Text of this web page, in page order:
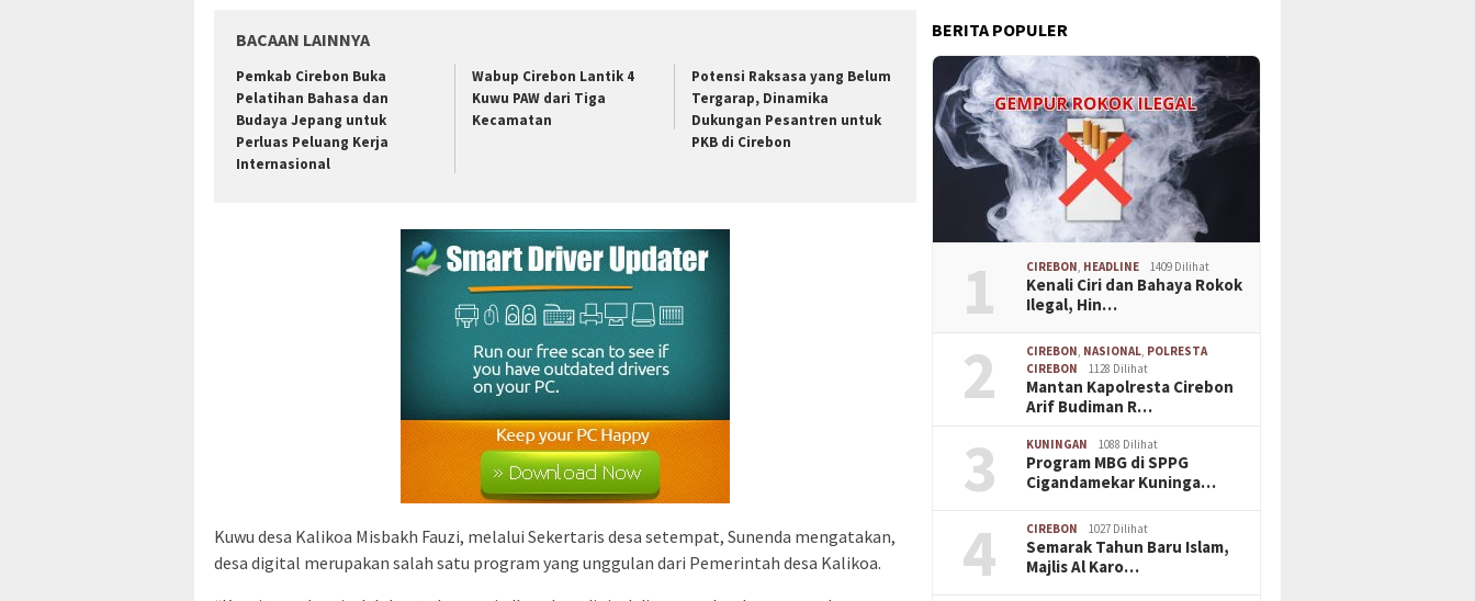
BACAAN LAINNYA
Pemkab Cirebon Buka
Pelatihan Bahasa dan
Budaya Jepang untuk
Perluas Peluang Kerja
Internasional
Wabup Cirebon Lantik 4
Kuwu PAW dari Tiga
Kecamatan
Potensi Raksasa yang Belum
Tergarap, Dinamika
Dukungan Pesantren untuk
PKB di Cirebon
Kuwu desa Kalikoa Misbakh Fauzi, melalui Sekertaris desa setempat, Sunenda mengatakan,
desa digital merupakan salah satu program yang unggulan dari Pemerintah desa Kalikoa.
BERITA POPULER
1 CIREBON HEADLINE 1409 Dilihat
Kenali Ciri dan Bahaya Rokok
Ilegal, Hin…
2 CIREBON NASIONAL POLRESTA
CIREBON
1128 Dilihat
Mantan Kapolresta Cirebon
Arif Budiman R…
3 KUNINGAN 1088 Dilihat
Program MBG di SPPG
Cigandamekar Kuninga…
4 CIREBON 1027 Dilihat
Semarak Tahun Baru Islam,
Majlis Al Karo…